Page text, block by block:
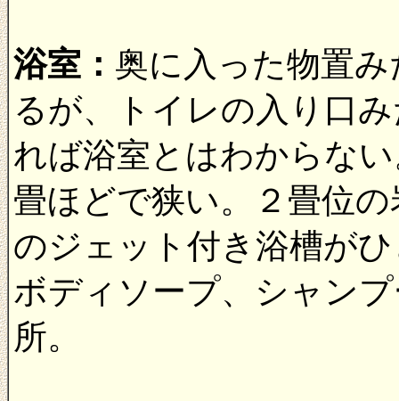
浴室： 奥に入った物置
るが、トイレの入り口
れば浴室とはわからな
畳ほどで狭い。２畳位
のジェット付き浴槽が
ボディソープ、シャン
所。